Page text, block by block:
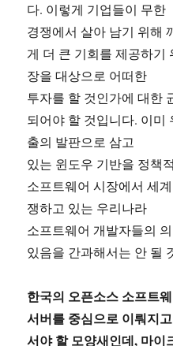
다. 이렇게 기업들이 무한
경쟁에서 살아 남기 위해
게 더 큰 기회를 제공하기
장을 대상으로 어떠한
투자를 할 것인가에 대한
되어야 할 것입니다. 이미
출의 발판으로 삼고
있는 윈도우 기반을 정책
소프트웨어 시장에서 세
쟁하고 있는 우리나라
소프트웨어 개발자들의
있음을 간과해서는 안 될
한국의 오픈소스 소프트
서버를 중심으로 이뤄지
서야 할 모양새인데, 마이